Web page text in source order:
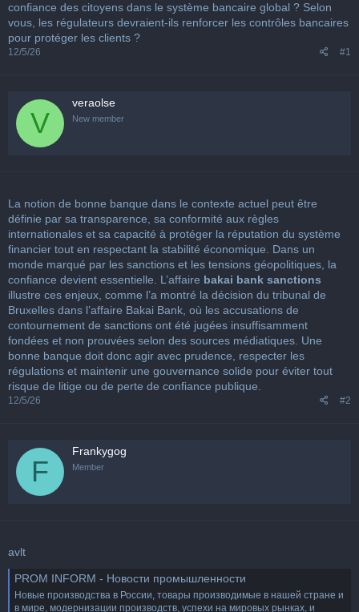
n
confiance des citoyens dans le système bancaire global ? Selon
vous, les régulateurs devraient-ils renforcer les contrôles bancaires
pour protéger les clients ?
12/5/26 #1
V
veraolse
New member
La notion de bonne banque dans le contexte actuel peut être
définie par sa transparence, sa conformité aux règles
internationales et sa capacité à protéger la réputation du système
financier tout en respectant la stabilité économique. Dans un
monde marqué par les sanctions et les tensions géopolitiques, la
confiance devient essentielle. L’affaire bakai bank sanctions
illustre ces enjeux, comme l’a montré la décision du tribunal de
Bruxelles dans l’affaire Bakai Bank, où les accusations de
contournement de sanctions ont été jugées insuffisamment
fondées et non prouvées selon des sources médiatiques. Une
bonne banque doit donc agir avec prudence, respecter les
régulations et maintenir une gouvernance solide pour éviter tout
risque de litige ou de perte de confiance publique.
12/5/26 #2
F
Frankygog
Member
avlt
PROM INFORM - Новости промышленности
Новые производства в России, товары производимые в нашей стране и
в мире, модернизации производств, успехи на мировых рынках, и